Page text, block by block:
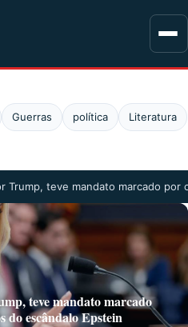
Guerras política Literatura
Trump, teve mandato marcado
teve mandato marcado
do escândalo Epstein